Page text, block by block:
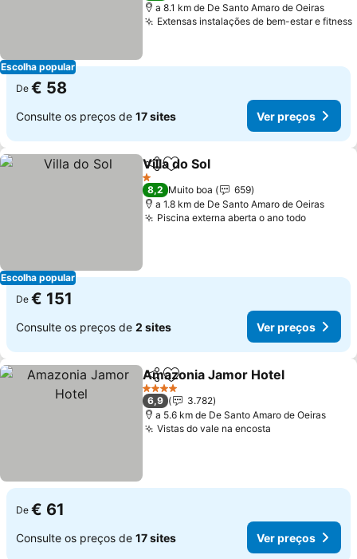
Escolha popular
a 8.1 km de De Santo Amaro de Oeiras
Extensas instalações de bem-estar e fitness
De € 58
Consulte os preços de 17 sites Ver preços
Escolha popular
PartilharAdicionar aos favoritos
Villa do Sol
1 Estrelas
8,2 Muito boa
659
a 1.8 km de De Santo Amaro de Oeiras
Piscina externa aberta o ano todoVer
De € 151
Consulte os preços de 2 sites Ver preços
PartilharAdicionar aos favoritos
Amazonia Jamor Hotel
4 Estrelas
6,9
3.782
a 5.6 km de De Santo Amaro de Oeiras
Vistas do vale na encosta
De € 61
Consulte os preços de 17 sites Ver preços